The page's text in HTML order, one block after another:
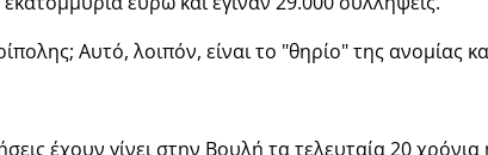
Αυτό, λοιπόν, είναι το "θηρίο" της ανομίας
έχουν γίνει στην Βουλή τα τελευταία 20